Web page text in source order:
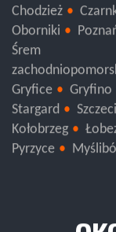
Międzychód
Chodzież
Oborniki
Śrem
Gryfice
Gryfino
Stargard
Kołobrzeg